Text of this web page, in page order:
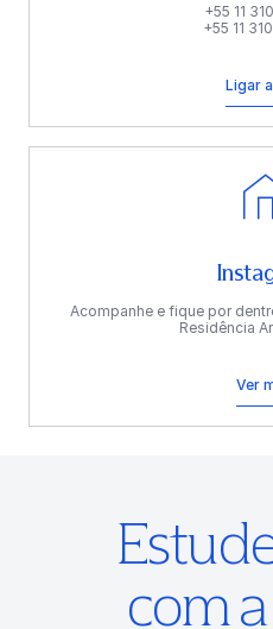
+55 11
+55 11
Ligar
Acompanhe e fique por
Residência
Ver
com